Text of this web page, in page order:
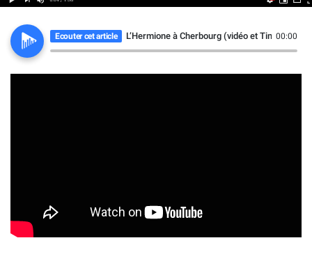
Ecouter cet article L’Hermione à Cherbourg (vidéo et Time lapse)
00:00